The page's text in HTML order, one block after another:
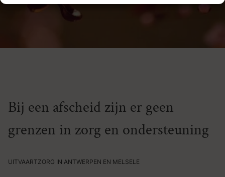
UITVAARTZORG IN ANTWERPEN EN MELSELE
Bij een afscheid zijn er geen
grenzen in zorg en ondersteuning